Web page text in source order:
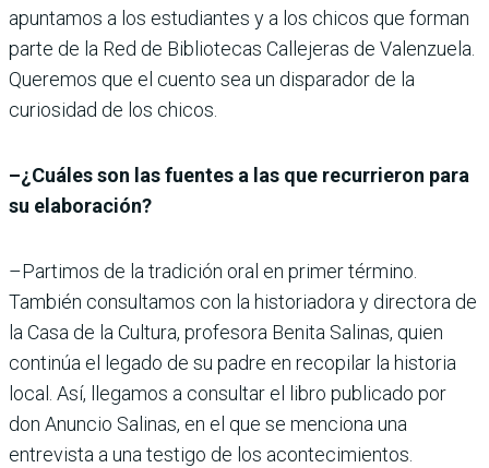
apuntamos a los estudiantes y a los chicos que forman
parte de la Red de Bibliotecas Callejeras de Valenzuela.
Queremos que el cuento sea un disparador de la
curiosidad de los chicos.
–¿Cuáles son las fuentes a las que recurrieron para
su elaboración?
–Partimos de la tradición oral en primer término.
También consultamos con la historiadora y directora de
la Casa de la Cultura, profesora Benita Salinas, quien
continúa el legado de su padre en recopilar la historia
local. Así, llegamos a consultar el libro publicado por
don Anuncio Salinas, en el que se menciona una
entrevista a una testigo de los acontecimientos.